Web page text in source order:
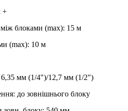
+
блоками (max): 15 м
(max): 10 м
6,35 мм (1/4")/12,7 мм (1/2")
: до зовнішнього блоку